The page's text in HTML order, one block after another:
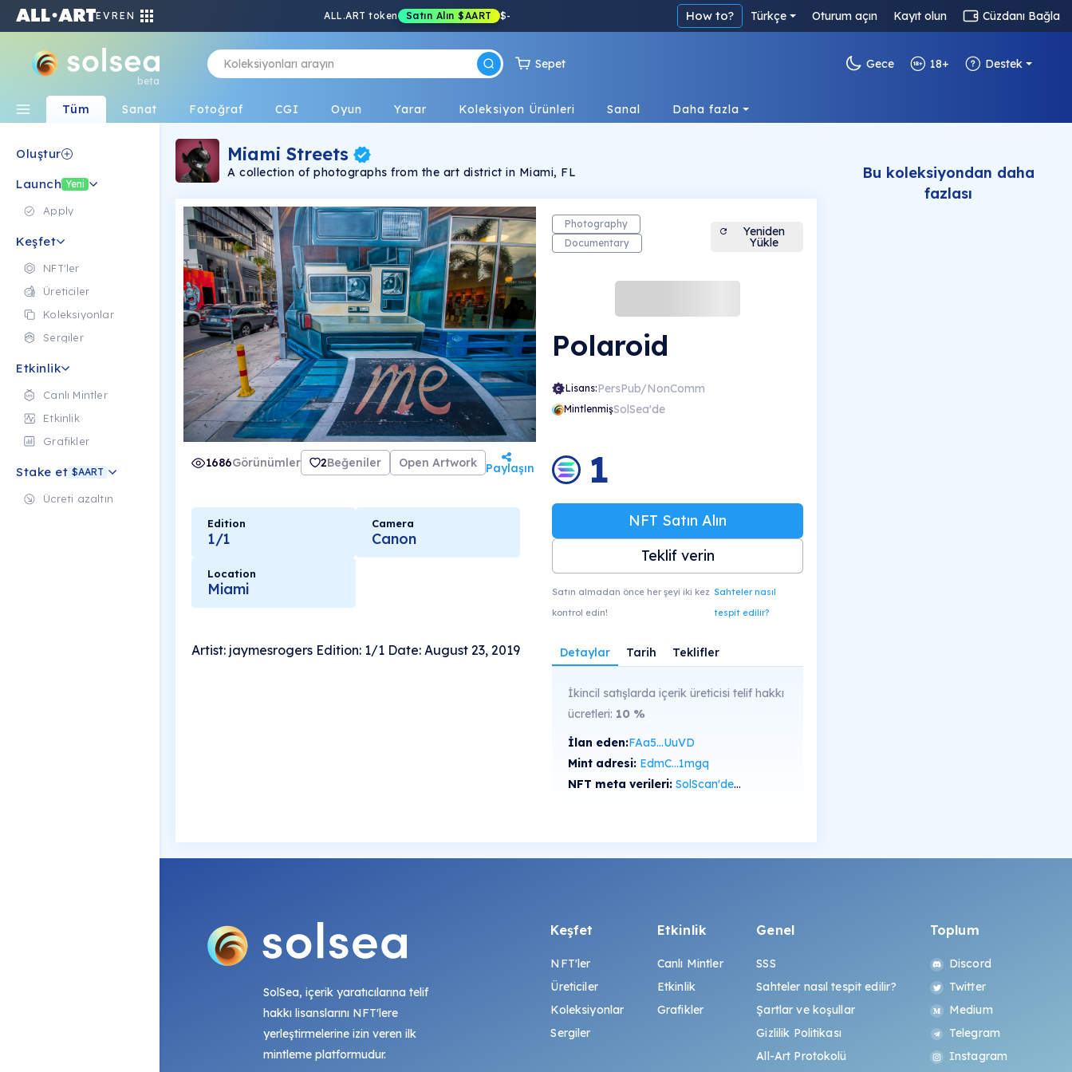
EVREN ALL.ART token Satın Alın $AART $- How to? Türkçe Oturum açın Kayıt olun Cüzdanı Bağla
beta
Sepet Gece 18+ Destek
Tüm Sanat Fotoğraf CGI Oyun Yarar Koleksiyon Ürünleri Sanal Daha fazla
Oluştur
Launch Yeni
Apply
Keşfet
NFT'ler
Üreticiler
Koleksiyonlar
Sergiler
Etkinlik
Canlı Mintler
Etkinlik
Grafikler
Stake et $AART
Ücreti azaltın
Miami Streets
A collection of photographs from the art district in Miami, FL
1686Görünümler 2Beğeniler Open Artwork Paylaşın
Edition
1/1
Camera
Canon
Location
Miami
Artist: jaymesrogers Edition: 1/1 Date: August 23, 2019
Photography
Documentary
Yeniden
Yükle
Polaroid
Lisans:PersPub/NonComm
MintlenmişSolSea'de
1
NFT Satın Alın
Teklif verin
Satın almadan önce her şeyi iki kez
kontrol edin!
Sahteler nasıl
tespit edilir?
Detaylar Tarih Teklifler
İkincil satışlarda içerik üreticisi telif hakkı
ücretleri: 10 %
İlan eden:FAa5...UuVD
Mint adresi: EdmC...1mgq
NFT meta verileri:SolScan'de görüntüle
Bu koleksiyondan daha
fazlası
SolSea, içerik yaratıcılarına telif
hakkı lisanslarını NFT'lere
yerleştirmelerine izin veren ilk
mintleme platformudur.
Keşfet
NFT'ler
Üreticiler
Koleksiyonlar
Sergiler
Etkinlik
Canlı Mintler
Etkinlik
Grafikler
Genel
SSS
Sahteler nasıl tespit edilir?
Şartlar ve koşullar
Gizlilik Politikası
All-Art Protokolü
Toplum
Discord
Twitter
Medium
Telegram
Instagram